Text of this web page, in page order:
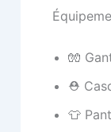
🧤
⛑️
👕